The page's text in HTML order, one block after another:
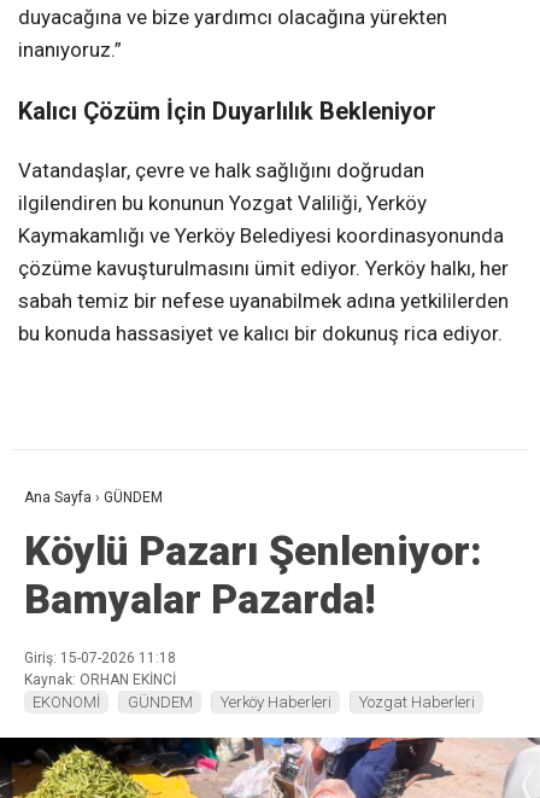
duyacağına ve bize yardımcı olacağına yürekten
inanıyoruz.”
Kalıcı Çözüm İçin Duyarlılık Bekleniyor
Vatandaşlar, çevre ve halk sağlığını doğrudan
ilgilendiren bu konunun Yozgat Valiliği, Yerköy
Kaymakamlığı ve Yerköy Belediyesi koordinasyonunda
çözüme kavuşturulmasını ümit ediyor. Yerköy halkı, her
sabah temiz bir nefese uyanabilmek adına yetkililerden
bu konuda hassasiyet ve kalıcı bir dokunuş rica ediyor.
Ana Sayfa › GÜNDEM
Köylü Pazarı Şenleniyor:
Bamyalar Pazarda!
Giriş: 15-07-2026 11:18
Kaynak: ORHAN EKİNCİ
EKONOMİ GÜNDEM Yerköy Haberleri Yozgat Haberleri